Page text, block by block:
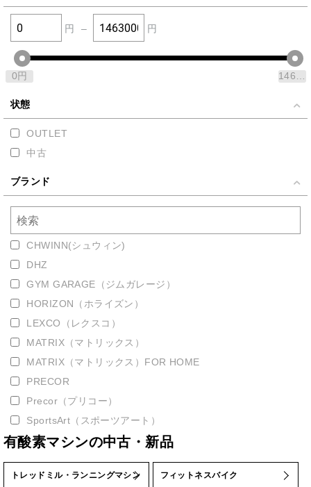
円 – 円
0円 1463000
状態
OUTLET
中古
ブランド
CHWINN(シュウィン)
DHZ
GYM GARAGE（ジムガレージ）
HORIZON（ホライズン）
LEXCO（レクスコ）
MATRIX（マトリックス）
MATRIX（マトリックス）FOR HOME
PRECOR
Precor（プリコー）
SportsArt（スポーツアート）
エヴォルギア
有酸素マシンの中古・新品
トレッドミル・ランニングマシン フィットネスバイク